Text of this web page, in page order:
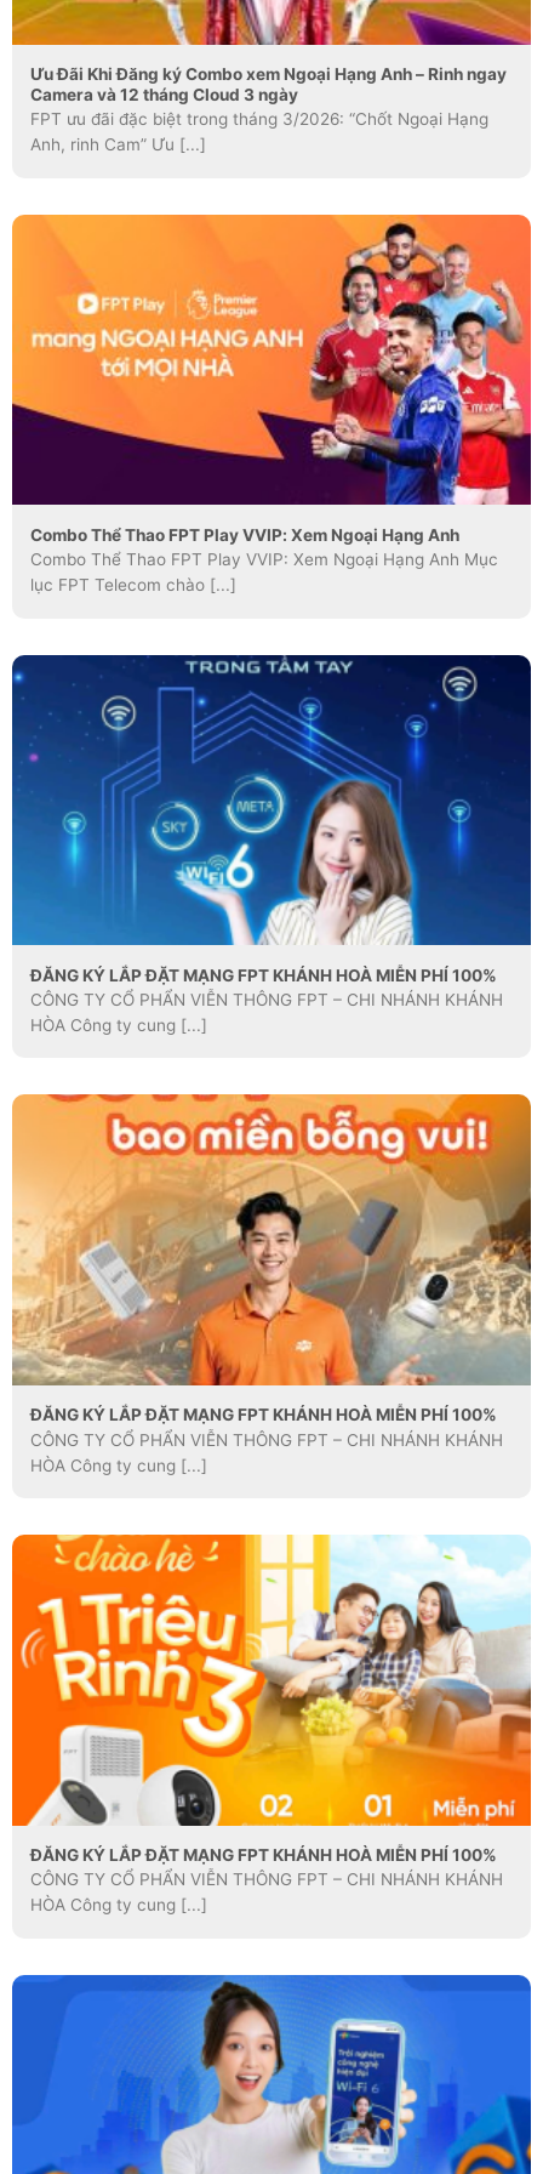
Ưu Đãi Khi Đăng ký Combo xem Ngoại Hạng Anh – Rinh ngay
Camera và 12 tháng Cloud 3 ngày
FPT ưu đãi đặc biệt trong tháng 3/2026: “Chốt Ngoại Hạng
Anh, rinh Cam” Ưu [...]
Combo Thể Thao FPT Play VVIP: Xem Ngoại Hạng Anh
Combo Thể Thao FPT Play VVIP: Xem Ngoại Hạng Anh Mục
lục FPT Telecom chào [...]
ĐĂNG KÝ LẮP ĐẶT MẠNG FPT KHÁNH HOÀ MIỄN PHÍ 100%
CÔNG TY CỔ PHẨN VIỄN THÔNG FPT – CHI NHÁNH KHÁNH
HÒA Công ty cung [...]
ĐĂNG KÝ LẮP ĐẶT MẠNG FPT KHÁNH HOÀ MIỄN PHÍ 100%
CÔNG TY CỔ PHẨN VIỄN THÔNG FPT – CHI NHÁNH KHÁNH
HÒA Công ty cung [...]
ĐĂNG KÝ LẮP ĐẶT MẠNG FPT KHÁNH HOÀ MIỄN PHÍ 100%
CÔNG TY CỔ PHẨN VIỄN THÔNG FPT – CHI NHÁNH KHÁNH
HÒA Công ty cung [...]